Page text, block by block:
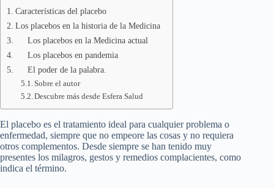
Características del placebo
Los placebos en la historia de la Medicina
Los placebos en la Medicina actual
Los placebos en pandemia
El poder de la palabra.
Sobre el autor
Descubre más desde Esfera Salud
El placebo es el tratamiento ideal para cualquier problema o
enfermedad, siempre que no empeore las cosas y no requiera
otros complementos. Desde siempre se han tenido muy
presentes los milagros, gestos y remedios complacientes, como
indica el término.